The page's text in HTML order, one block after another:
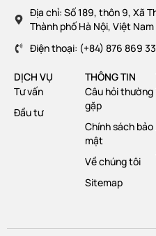
Địa chỉ: Số 189, thôn 9, Xã
Thành phố Hà Nội, Việt Nam
Điện thoại: (+84) 876 869
DỊCH VỤ
Tư vấn
Đầu tư
THÔNG TIN
Câu hỏi thường
gặp
Chính sách bảo
mật
Về chúng tôi
Sitemap